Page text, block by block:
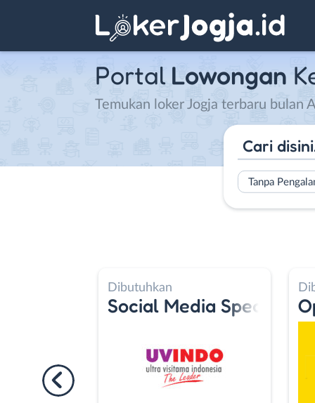
Portal Lowongan
Temukan loker Jogja terbaru bulan
Tanpa
Media Specialist - Customer
Dibutuhkan
Operator Desain